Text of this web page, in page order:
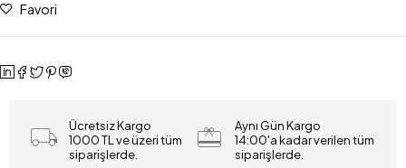
Favori
Ücretsiz Kargo
1000 TL ve üzeri tüm
siparişlerde.
Aynı Gün Kargo
14:00'a kadar verilen tüm
siparişlerde.